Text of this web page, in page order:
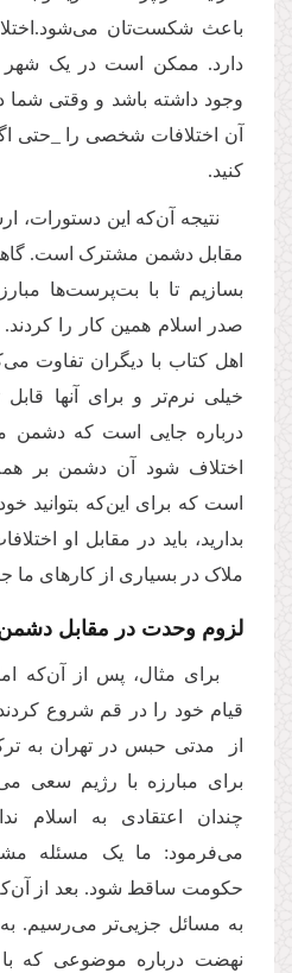
باعث شکست‌تان
دارد. ممکن است در یک شهر
وجود داشته باشد و وقتی شما
آن اختلافات شخصی را _حتی
کنید.
نتیجه آن‌که این دستورات،
مقابل دشمن مشترک است.
بسازیم تا با بت‌پرست‌ها
صدر اسلام همین کار را
اهل کتاب با دیگران تفاوت
خیلی نرم‌تر و برای آنها
درباره جایی است که دشمن
اختلاف شود آن دشمن بر
است که برای این‌که بتوانید
بدارید، باید در مقابل او
ملاک در بسیاری از کارهای ما
لزوم وحدت در مقابل
برای مثال، پس از آن‌که
قیام خود را در قم شروع
از مدتی حبس در تهران به
برای مبارزه با رژیم سعی
چندان اعتقادی به اسلام
می‌فرمود: ما یک مسئله‌
حکومت ساقط شود. بعد از
به مسائل جزیی‌تر می‌رسیم. به
نهضت درباره موضوعی که با